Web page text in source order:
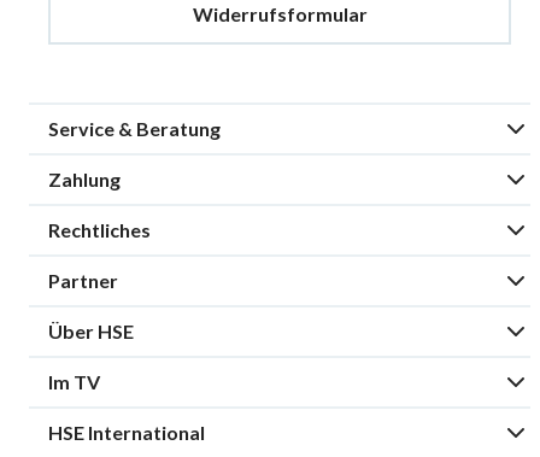
Widerrufsformular
Service & Beratung
Zahlung
Rechtliches
Partner
Über HSE
Im TV
HSE International